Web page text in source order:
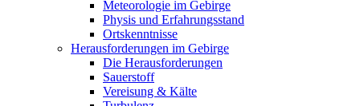
Meteorologie im Gebirge
Physis und Erfahrungsstand
Ortskenntnisse
Herausforderungen im Gebirge
Die Herausforderungen
Sauerstoff
Vereisung & Kälte